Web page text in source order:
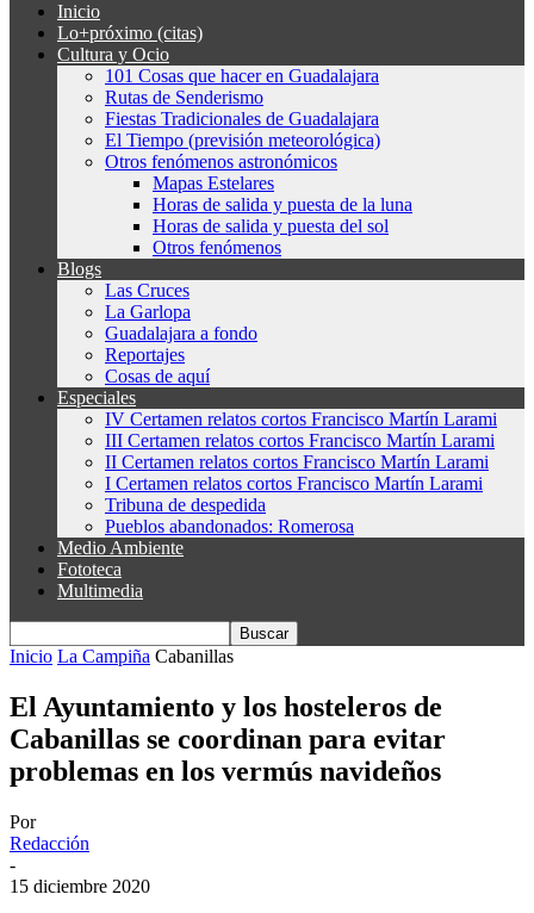
Inicio
Lo+próximo (citas)
Cultura y Ocio
101 Cosas que hacer en Guadalajara
Rutas de Senderismo
Fiestas Tradicionales de Guadalajara
El Tiempo (previsión meteorológica)
Otros fenómenos astronómicos
Mapas Estelares
Horas de salida y puesta de la luna
Horas de salida y puesta del sol
Otros fenómenos
Blogs
Las Cruces
La Garlopa
Guadalajara a fondo
Reportajes
Cosas de aquí
Especiales
IV Certamen relatos cortos Francisco Martín Larami
III Certamen relatos cortos Francisco Martín Larami
II Certamen relatos cortos Francisco Martín Larami
I Certamen relatos cortos Francisco Martín Larami
Tribuna de despedida
Pueblos abandonados: Romerosa
Medio Ambiente
Fototeca
Multimedia
Inicio La Campiña Cabanillas
El Ayuntamiento y los hosteleros de
Cabanillas se coordinan para evitar
problemas en los vermús navideños
Por
Redacción
-
15 diciembre 2020